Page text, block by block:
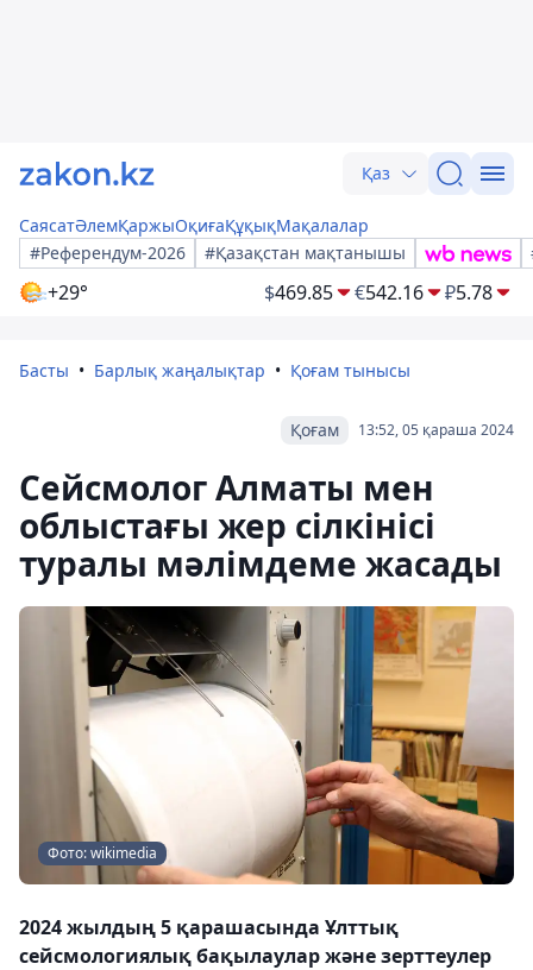
Қаз
СаясатӘлемҚаржыОқиғаҚұқықМақалалар
#Референдум-2026
#Қазақстан мақтанышы
+29° $469.85 €542.16 ₽5.78
Басты Барлық жаңалықтар Қоғам тынысы
13:52, 05 қараша 2024
Қоғам
Сейсмолог Алматы мен
облыстағы жер сілкінісі
туралы мәлімдеме жасады
Фото: wikimedia
2024 жылдың 5 қарашасында Ұлттық
сейсмологиялық бақылаулар және зерттеулер